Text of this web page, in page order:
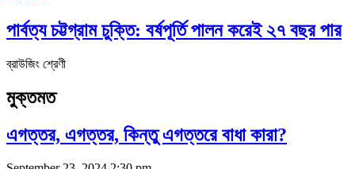
পার্বত্য চট্টগ্রাম চুক্তি: বর্ষপূর্তি পালন করেই ২৭ বছর পার
ব্রাউজিং শ্রেণী
মুক্তমত
এগত্তর, এগত্তর, কিন্তু এগত্তরে বাধা কারা?